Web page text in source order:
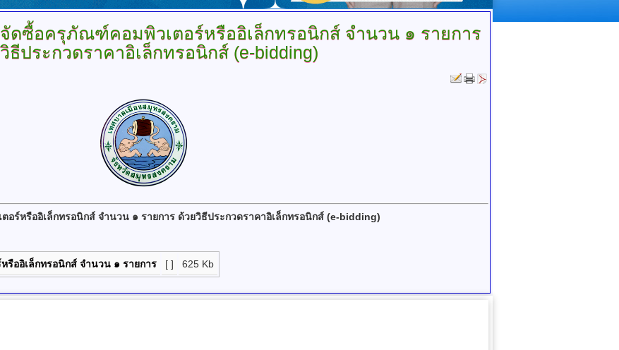
ดซื้อครุภัณฑ์คอมพิวเตอร์หรืออิเล็กทรอนิกส์ จำนวน ๑ รายการ
ธีประกวดราคาอิเล็กทรอนิกส์ (e-bidding)
ร์หรืออิเล็กทรอนิกส์ จำนวน ๑ รายการ ด้วยวิธีประกวดราคาอิเล็กทรอนิกส์ (e-bidding)
ออิเล็กทรอนิกส์ จำนวน ๑ รายการ [ ] 625 Kb